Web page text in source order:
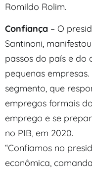
Romildo Rolim.
Confiança – O
Santinoni,
passos do país e do
pequenas
segmento, que
empregos formais
emprego e se
no PIB, em 2020.
“Confiamos no
econômica,